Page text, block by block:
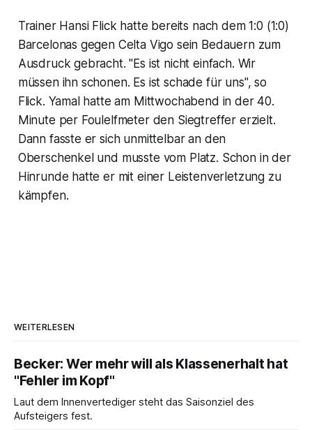
Trainer Hansi Flick hatte bereits nach dem 1:0 (1:0)
Barcelonas gegen Celta Vigo sein Bedauern zum
Ausdruck gebracht. "Es ist nicht einfach. Wir
müssen ihn schonen. Es ist schade für uns", so
Flick. Yamal hatte am Mittwochabend in der 40.
Minute per Foulelfmeter den Siegtreffer erzielt.
Dann fasste er sich unmittelbar an den
Oberschenkel und musste vom Platz. Schon in der
Hinrunde hatte er mit einer Leistenverletzung zu
kämpfen.
WEITERLESEN
Becker: Wer mehr will als Klassenerhalt hat
"Fehler im Kopf"
Laut dem Innenvertediger steht das Saisonziel des
Aufsteigers fest.